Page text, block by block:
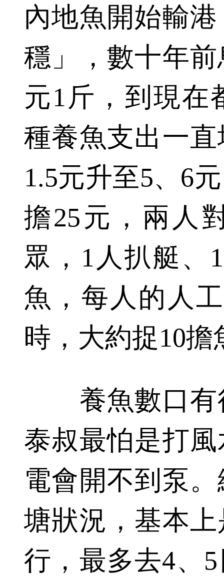
內地魚開始輸
穩」，數十年
元1斤，到現在
種養魚支出一
1.5元升至5、6
擔25元，兩人
眾，1人扒艇、
魚，每人的人
時，大約捉10擔
養魚數口有
泰叔最怕是打
電會開不到泵
塘狀況，基本
行，最多去4、